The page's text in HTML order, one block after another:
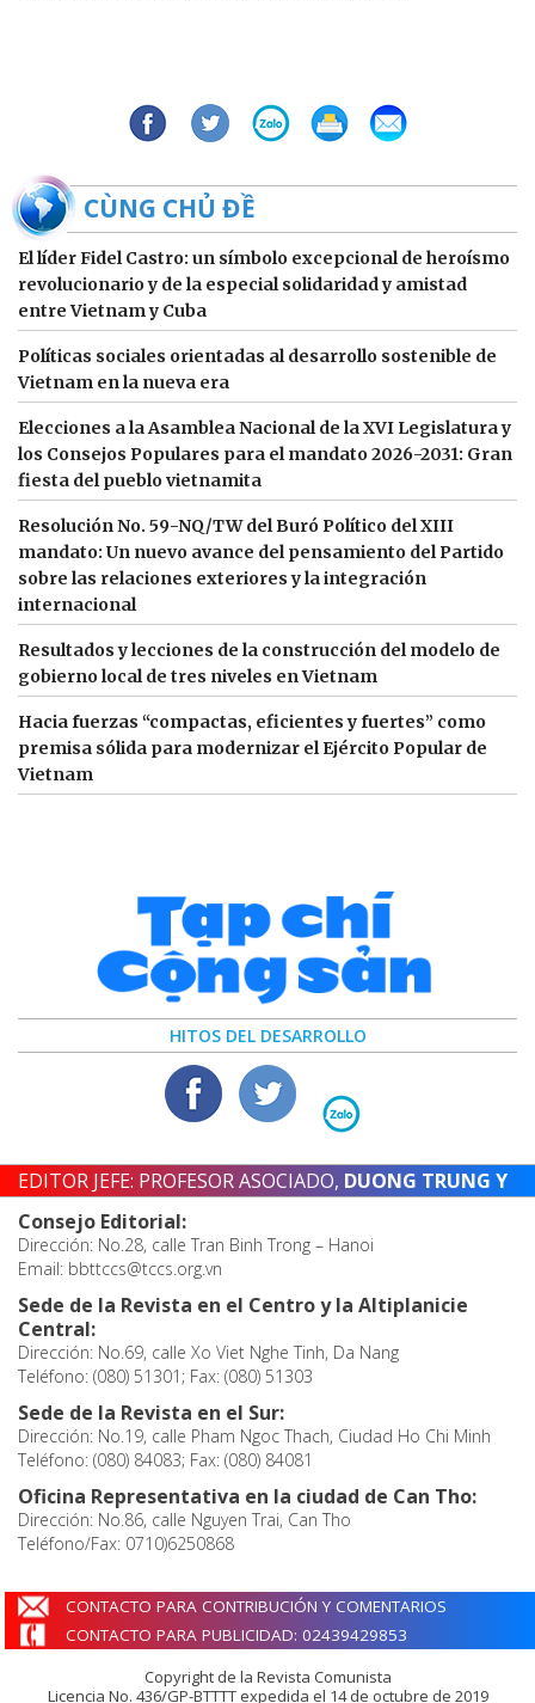
BÀI CÙNG CHỦ ĐỀ
El líder Fidel Castro: un símbolo excepcional de heroísmo
revolucionario y de la especial solidaridad y amistad
entre Vietnam y Cuba
Políticas sociales orientadas al desarrollo sostenible de
Vietnam en la nueva era
Elecciones a la Asamblea Nacional de la XVI Legislatura y
los Consejos Populares para el mandato 2026-2031: Gran
fiesta del pueblo vietnamita
Resolución No. 59-NQ/TW del Buró Político del XIII
mandato: Un nuevo avance del pensamiento del Partido
sobre las relaciones exteriores y la integración
internacional
Resultados y lecciones de la construcción del modelo de
gobierno local de tres niveles en Vietnam
Hacia fuerzas “compactas, eficientes y fuertes” como
premisa sólida para modernizar el Ejército Popular de
Vietnam
HITOS DEL DESARROLLO
EDITOR JEFE: PROFESOR ASOCIADO, DUONG TRUNG Y
Consejo Editorial:
Dirección: No.28, calle Tran Binh Trong – Hanoi
Email: bbttccs@tccs.org.vn
Sede de la Revista en el Centro y la Altiplanicie
Central:
Dirección: No.69, calle Xo Viet Nghe Tinh, Da Nang
Teléfono: (080) 51301; Fax: (080) 51303
Sede de la Revista en el Sur:
Dirección: No.19, calle Pham Ngoc Thach, Ciudad Ho Chi Minh
Teléfono: (080) 84083; Fax: (080) 84081
Oficina Representativa en la ciudad de Can Tho:
Dirección: No.86, calle Nguyen Trai, Can Tho
Teléfono/Fax: 0710)6250868
CONTACTO PARA CONTRIBUCIÓN Y COMENTARIOS
CONTACTO PARA PUBLICIDAD: 02439429853
Copyright de la Revista Comunista
Licencia No. 436/GP-BTTTT expedida el 14 de octubre de 2019